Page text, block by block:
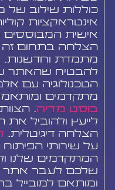
כוללות שילוב של
אינטראקציות
אישית המבוססים
הצלחה בתחום זה
מתמדת וחדשנות.
להבטיח שהאתר
הטכנולוגיה עם
מתקדמים
בוסט מדיה.
לייעץ ולהוביל
הצלחה דיגיטלית.
על שירותי הפיתוח
המתקדמים שלנו
שלכם לעבר אתר
ומותאם למובייל